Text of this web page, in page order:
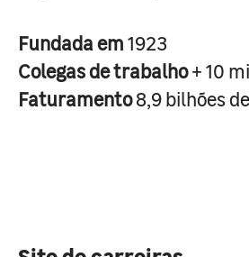
Fundada em1923
Colegas de trabalho+ 10
Faturamento8,9 bilhões